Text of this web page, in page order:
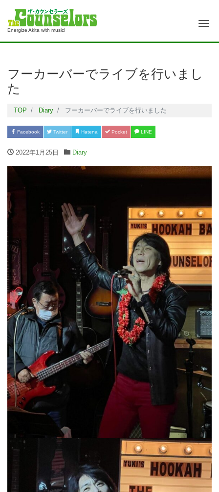
Energize Akita with music!
フーカーバーでライブを行いまし
た
TOP Diary フーカーバーでライブを行いました
Facebook Twitter Hatena Pocket LINE
2022年1月25日 Diary